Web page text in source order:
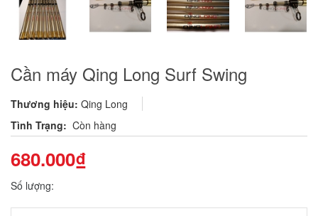
Cần máy Qing Long Surf Swing
Thương hiệu: Qing Long
Tình Trạng: Còn hàng
680.000₫
Số lượng: